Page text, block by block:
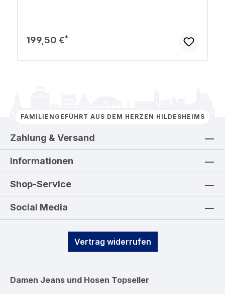
Regulärer Preis:
199,50 €
FAMILIENGEFÜHRT AUS DEM HERZEN HILDESHEIMS
Zahlung & Versand
Informationen
Shop-Service
Social Media
Vertrag widerrufen
Damen Jeans und Hosen Topseller